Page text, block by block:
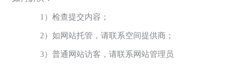
1）检查提交内容；
2）如网站托管，请联系空间提供商；
3）普通网站访客，请联系网站管理员